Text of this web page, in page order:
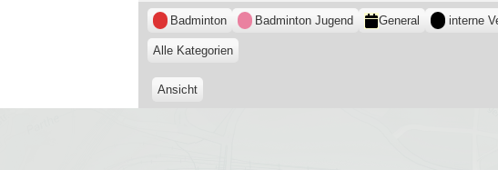
Kategorien
Badminton Badminton Jugend General interne
Alle Kategorien
Ansicht